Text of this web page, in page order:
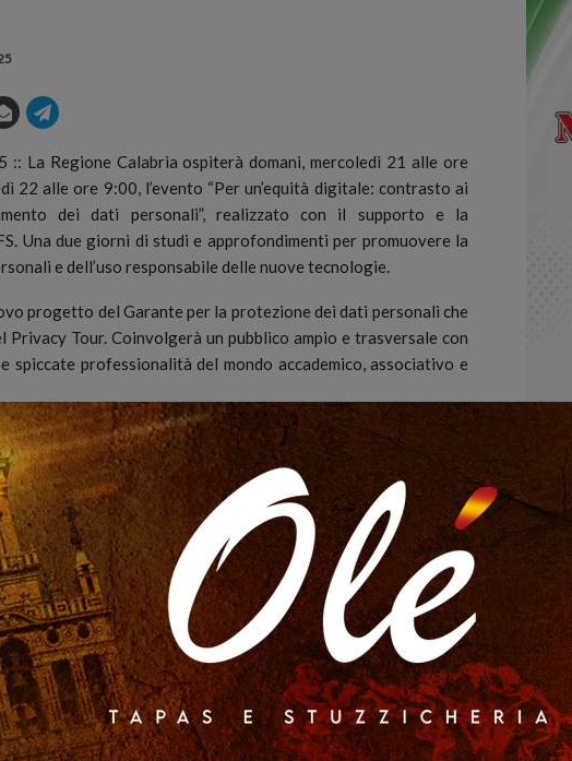
:: La Regione Calabria ospiterà domani, mercoledì 21 alle ore
22 alle ore 9:00, l’evento “Per un’equità digitale: contrasto ai
dei dati personali”, realizzato con il supporto e la
Una due giorni di studi e approfondimenti per promuovere la
e dell’uso responsabile delle nuove tecnologie.
progetto del Garante per la protezione dei dati personali che
Privacy Tour. Coinvolgerà un pubblico ampio e trasversale con
spiccate professionalità del mondo accademico, associativo e
il presidente Pasquale Stanzione, la vicepresidente
Agostino Ghiglia e Guido Scorza.
assessore alla Transizione digitale della Regione Calabria,
Salvatore Ammirato, responsabile scientifico del Giudalab
mentre per il Gruppo FS sarà Felice Lo Gatto, HR PM Office
riflettere sulle questioni emerse dalla ricerca. Interverranno fra
di Unindustria Calabria), Valter Quercioli (Presidente di
Gianluigi Greco (Università della Calabria e presidente
l’Intelligenza Artificiale), Pierpaolo Pontrandolfo (Politecnico
Italiana Ingegneria gestionale) e Marcello Ravveduto
Magna Grecia).